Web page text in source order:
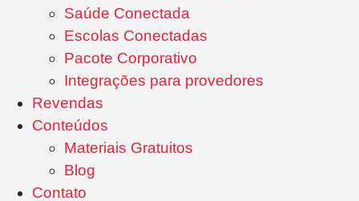
Saúde Conectada
Escolas Conectadas
Pacote Corporativo
Integrações para provedores
Revendas
Conteúdos
Materiais Gratuitos
Blog
Contato